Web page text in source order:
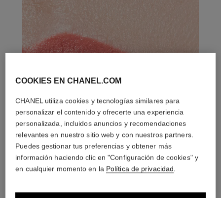
COOKIES EN CHANEL.COM
CHANEL utiliza cookies y tecnologías similares para
personalizar el contenido y ofrecerte una experiencia
personalizada, incluidos anuncios y recomendaciones
relevantes en nuestro sitio web y con nuestros partners.
Puedes gestionar tus preferencias y obtener más
información haciendo clic en "Configuración de cookies" y
en cualquier momento en la Política de privacidad